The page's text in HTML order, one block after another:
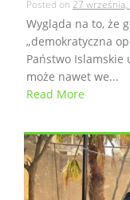
Posted on 27 września,
Wygląda na to, że
„demokratyczna
Państwo Islamskie
może nawet we...
Read More